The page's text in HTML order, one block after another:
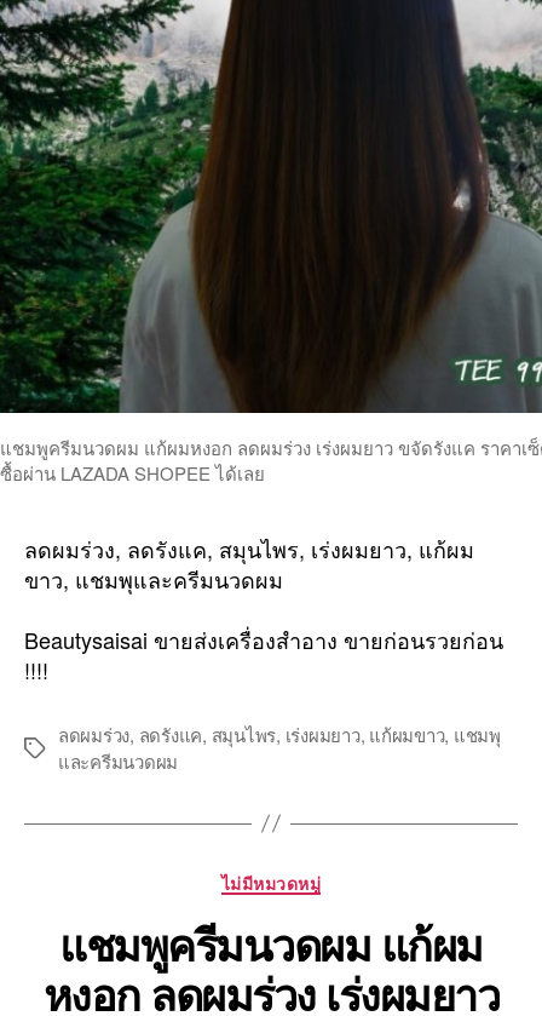
แชมพูครีมนวดผม แก้ผมหงอก ลดผมร่วง เร่งผมยาว ขจัดรังแค ราคาเ
ซื้อผ่าน LAZADA SHOPEE ได้เลย
ลดผมร่วง, ลดรังแค, สมุนไพร, เร่งผมยาว, แก้ผม
ขาว, แชมพุและครีมนวดผม
Beautysaisai ขายส่งเครื่องสำอาง ขายก่อนรวยก่อน
!!!!
Tags
ลดผมร่วง, ลดรังแค, สมุนไพร, เร่งผมยาว, แก้ผมขาว, แชมพุ
และครีมนวดผม
Categories
ไม่มีหมวดหมู่
แชมพูครีมนวดผม แก้ผม
หงอก ลดผมร่วง เร่งผมยาว